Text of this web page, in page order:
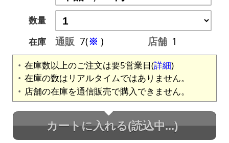
数量
在庫
通販 7(※ ) 店舗 1
在庫数以上のご注文は要5営業日(詳細)
在庫の数はリアルタイムではありません。
店舗の在庫を通信販売で購入できません。
カートに入れる(読込中...)